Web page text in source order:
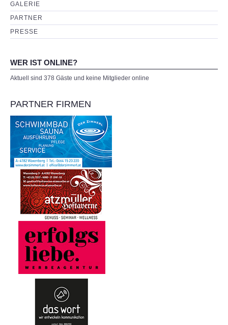
GALERIE
PARTNER
PRESSE
WER IST ONLINE?
Aktuell sind 378 Gäste und keine Mitglieder online
PARTNER FIRMEN